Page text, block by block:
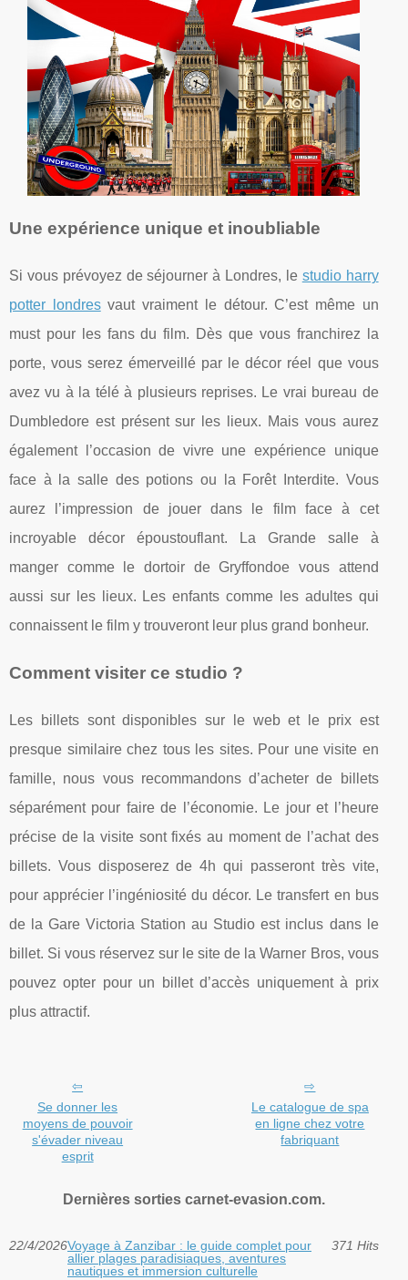
Une expérience unique et inoubliable
Si vous prévoyez de séjourner à Londres, le studio harry
potter londresvaut vraiment le détour. C’est même un
must pour les fans du film. Dès que vous franchirez la
porte, vous serez émerveillé par le décor réel que vous
avez vu à la télé à plusieurs reprises. Le vrai bureau de
Dumbledore est présent sur les lieux. Mais vous aurez
également l’occasion de vivre une expérience unique
face à la salle des potions ou la Forêt Interdite. Vous
aurez l’impression de jouer dans le film face à cet
incroyable décor époustouflant. La Grande salle à
manger comme le dortoir de Gryffondoe vous attend
aussi sur les lieux. Les enfants comme les adultes qui
connaissent le film y trouveront leur plus grand bonheur.
Comment visiter ce studio ?
Les billets sont disponibles sur le web et le prix est
presque similaire chez tous les sites. Pour une visite en
famille, nous vous recommandons d’acheter de billets
séparément pour faire de l’économie. Le jour et l’heure
précise de la visite sont fixés au moment de l’achat des
billets. Vous disposerez de 4h qui passeront très vite,
pour apprécier l’ingéniosité du décor. Le transfert en bus
de la Gare Victoria Station au Studio est inclus dans le
billet. Si vous réservez sur le site de la Warner Bros, vous
pouvez opter pour un billet d’accès uniquement à prix
plus attractif.
Se donner les
moyens de pouvoir
s'évader niveau
esprit
Le catalogue de spa
en ligne chez votre
fabriquant
Dernières sorties carnet-evasion.com.
22/4/2026Voyage à Zanzibar : le guide complet pour
allier plages paradisiaques, aventures
nautiques et immersion culturelle
371 Hits